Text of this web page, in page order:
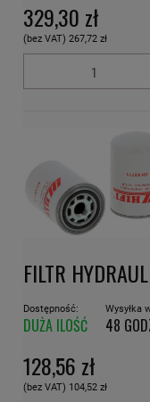
329,30 zł
(bez VAT) 267,72 zł
FILTR
Dostępność:
DUŻA ILOŚĆ
Wysyłka
48
128,56 zł
(bez VAT) 104,52 zł